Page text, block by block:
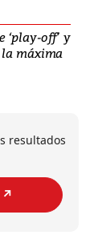
off’ y
máxima
resultados
↗️